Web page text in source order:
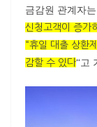
금감원 관계자는
신청고객이 증가
“휴일 대출 상환
감할 수 있다“고